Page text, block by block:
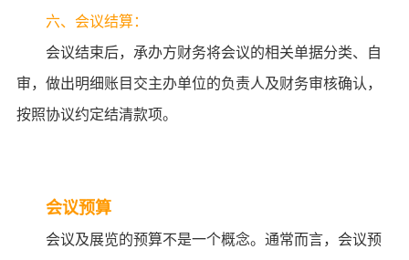
六、会议结算：
会议结束后，承办方财务将会议的相关单据分类、自
审，做出明细账目交主办单位的负责人及财务审核确认，
按照协议约定结清款项。
会议预算
会议及展览的预算不是一个概念。通常而言，会议预